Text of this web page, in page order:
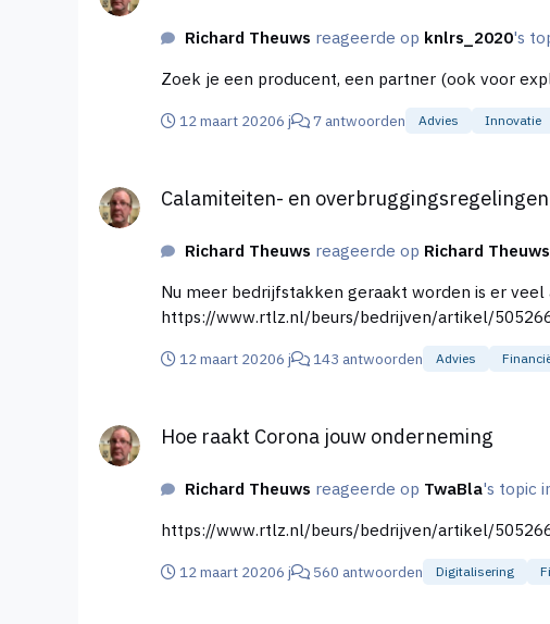
Richard Theuws reageerde op knlrs_2020's
Zoek je een producent, een partner (ook voor
12 maart 20206 j 7 antwoorden Advies Innovatie
Calamiteiten- en
Richard Theuws reageerde op Richard Theuws
Nu meer bedrijfstakken geraakt worden is er
https://www.rtlz.nl/beurs/bedrijven/artikel/
12 maart 20206 j 143 antwoorden Advies
Hoe raakt Corona jouw onderneming
Richard Theuws reageerde op TwaBla's topic
https://www.rtlz.nl/beurs/bedrijven/artikel/
12 maart 20206 j 560 antwoorden Digitalisering